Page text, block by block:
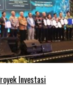
Investasi